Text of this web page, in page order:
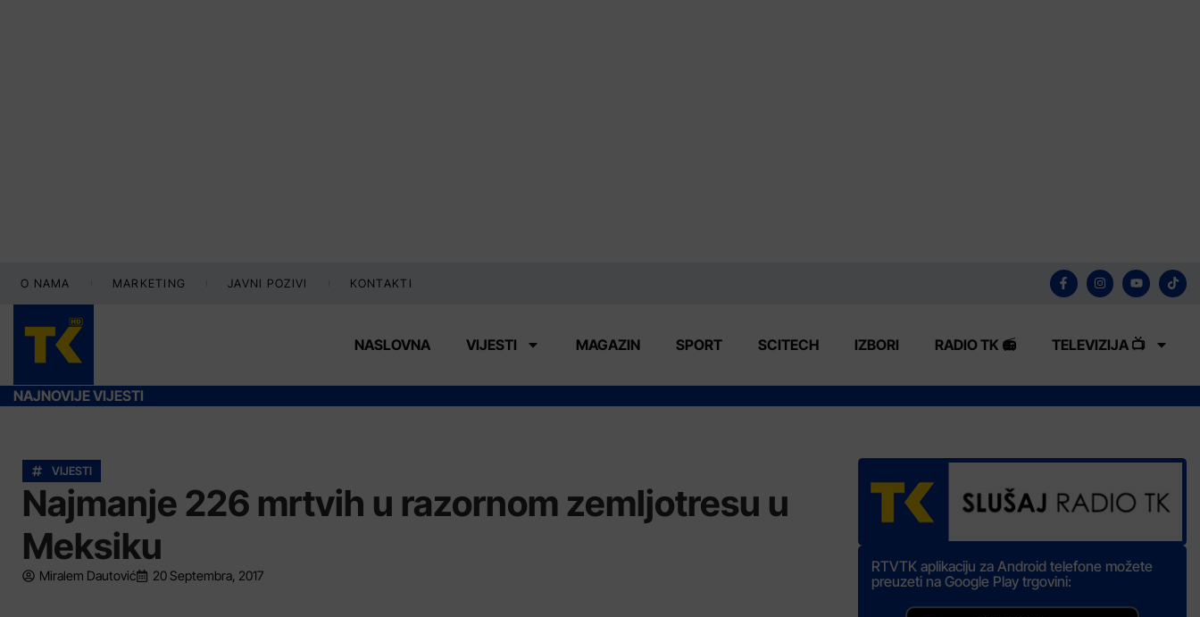
O NAMA MARKETING JAVNI POZIVI KONTAKTI
NASLOVNA VIJESTI MAGAZIN SPORT SCITECH IZBORI RADIO TK 📻 TELEVIZIJA 📺
NAJNOVIJE VIJESTI
VIJESTI
Najmanje 226 mrtvih u razornom zemljotresu u
Meksiku
Miralem Dautović 20 Septembra, 2017
RTVTK aplikaciju za Android telefone možete
preuzeti na Google Play trgovini: